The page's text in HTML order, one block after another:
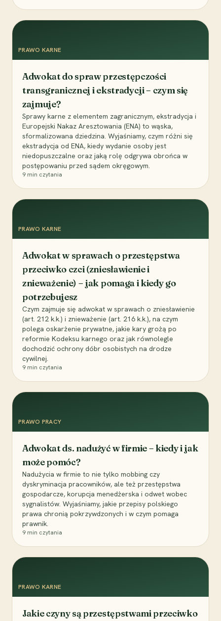
PRAWO KARNE
Adwokat do spraw przestępczości
transgranicznej i ekstradycji – czym się
zajmuje?
Sprawy karne z elementem zagranicznym, ekstradycja i
Europejski Nakaz Aresztowania (ENA) to wąska,
sformalizowana dziedzina. Wyjaśniamy, czym różni się
ekstradycja od ENA, kiedy wydanie osoby jest
niedopuszczalne oraz jaką rolę odgrywa obrońca w
postępowaniu przed sądem okręgowym.
9 min czytania
PRAWO KARNE
Adwokat w sprawach o przestępstwa
przeciwko czci (zniesławienie i
znieważenie) – jak pomaga i kiedy go
potrzebujesz
Czym zajmuje się adwokat w sprawach o zniesławienie
(art. 212 k.k.) i znieważenie (art. 216 k.k.), na czym
polega oskarżenie prywatne, jakie kary grożą po
reformie Kodeksu karnego oraz jak równolegle
dochodzić ochrony dóbr osobistych na drodze
cywilnej.
9 min czytania
PRAWO PRACY
Adwokat ds. nadużyć w firmie – kiedy i jak
może pomóc?
Nadużycia w firmie to nie tylko mobbing czy
dyskryminacja pracowników, ale też przestępstwa
gospodarcze, korupcja menedżerska i odwet wobec
sygnalistów. Wyjaśniamy, jakie przepisy polskiego
prawa chronią pokrzywdzonych i w czym pomaga
prawnik.
9 min czytania
PRAWO KARNE
Jakie czyny są przestępstwami przeciwko